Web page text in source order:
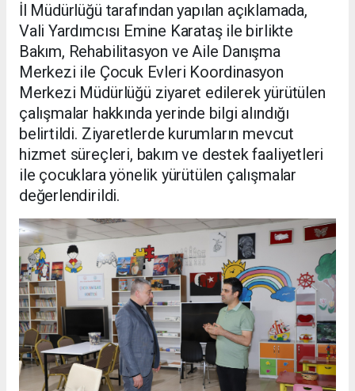
İl Müdürlüğü tarafından yapılan açıklamada,
Vali Yardımcısı Emine Karataş ile birlikte
Bakım, Rehabilitasyon ve Aile Danışma
Merkezi ile Çocuk Evleri Koordinasyon
Merkezi Müdürlüğü ziyaret edilerek yürütülen
çalışmalar hakkında yerinde bilgi alındığı
belirtildi. Ziyaretlerde kurumların mevcut
hizmet süreçleri, bakım ve destek faaliyetleri
ile çocuklara yönelik yürütülen çalışmalar
değerlendirildi.